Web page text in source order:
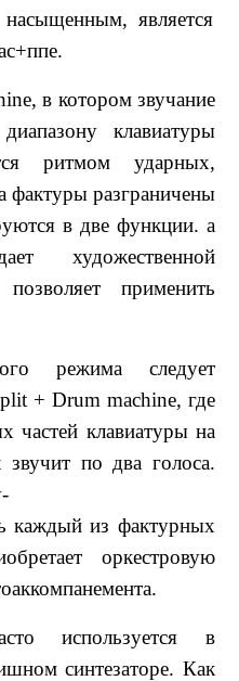
насыщенным, является
в котором звучание
клавиатуры
ритмом ударных,
фактуры разграничены
в две функции. а
художественной
применить
режима следует
+ Drum machine, где
частей клавиатуры на
по два голоса.
каждый из фактурных
оркестровую
используется в
синтезаторе. Как